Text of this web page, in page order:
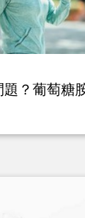
？葡萄糖